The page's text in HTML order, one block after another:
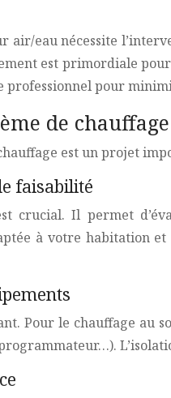
air/eau nécessite
est primordiale
professionnel pour
de
est un projet
faisabilité
crucial. Il permet
à votre habitation
Pour le chauffage au